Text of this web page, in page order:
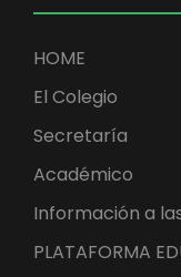
HOME
El Colegio
Secretaría
Académico
Información a
PLATAFORMA